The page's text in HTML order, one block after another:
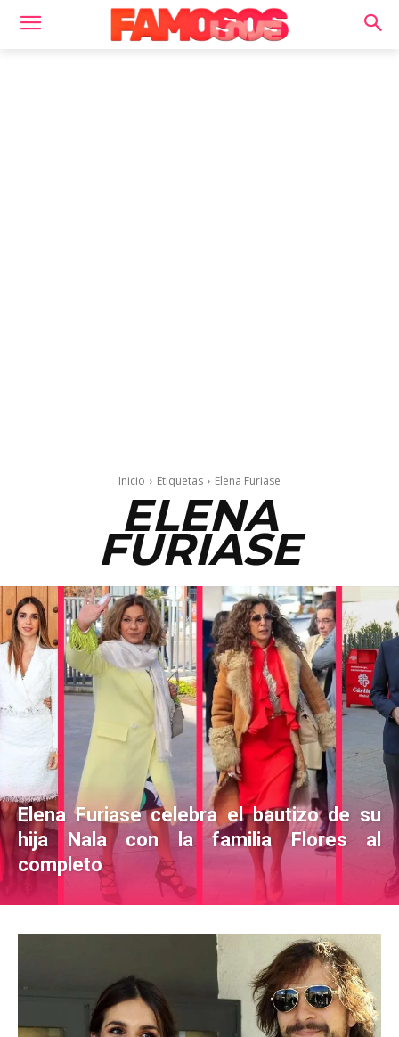
Inicio Etiquetas Elena Furiase
ELENA
FURIASE
Elena Furiase celebra el bautizo de su
hija Nala con la familia Flores al
completo